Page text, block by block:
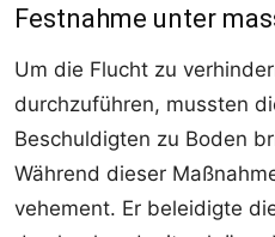
Festnahme unter
Um die Flucht zu
durchzuführen, mussten
Beschuldigten zu Boden
Während dieser
vehement. Er beleidigte